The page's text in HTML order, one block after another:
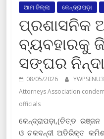
ଆମ ଜିଲ୍ଲା କେନ୍ଦ୍ରାପଡ଼ା
ପ୍ରଶାସନିକ
ବ୍ୟବହାରକୁ
ସଙ୍ଘର ନିନ୍ଦା
08/05/2026 YWPSENU3
Attorneys Association
officials
କେନ୍ଦ୍ରାପଡ଼ା,(ଚିତ୍ତ ରଞ୍ଜନ
ଓ ଚକବନ୍ଦୀ ଅତିରିକ୍ତ